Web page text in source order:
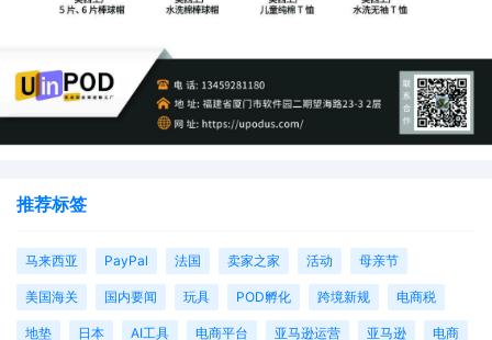
推荐标签
马来西亚 PayPal 法国 卖家之家 活动 母亲节
美国海关 国内要闻 玩具 POD孵化 跨境新规 电商税
地垫 日本 AI工具 电商平台 亚马逊运营 亚马逊 电商